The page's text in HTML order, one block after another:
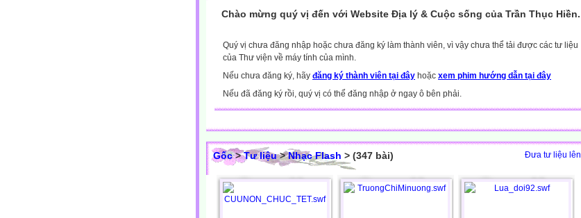
Chào mừng quý vị đến với Website Địa lý & Cuộc sống của Trần Thục Hiền.
Quý vị chưa đăng nhập hoặc chưa đăng ký làm thành viên, vì vậy chưa thể tải được các tư liệu
của Thư viện về máy tính của mình.
Nếu chưa đăng ký, hãy đăng ký thành viên tại đây hoặc xem phim hướng dẫn tại đây
Nếu đã đăng ký rồi, quý vị có thể đăng nhập ở ngay ô bên phải.
Đưa tư liệu lên
Gốc>Tư liệu>Nhạc Flash > (347 bài)